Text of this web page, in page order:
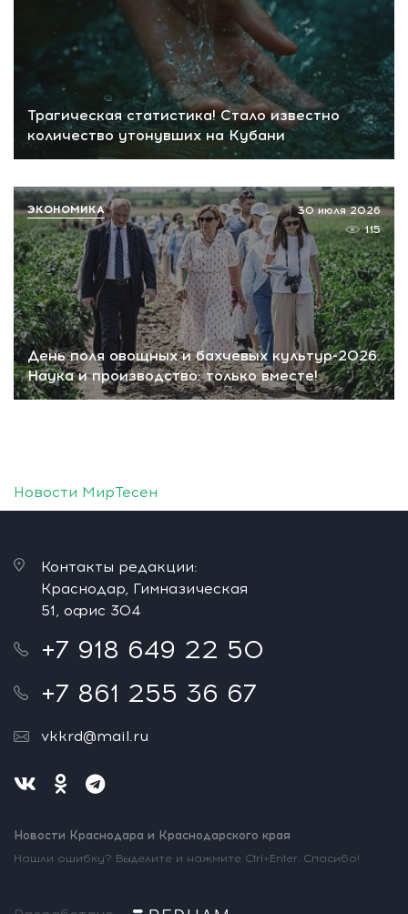
Трагическая статистика! Стало известно
количество утонувших на Кубани
День поля овощных и бахчевых культур-2026.
Наука и производство: только вместе!
30 июля 2026
115
ЭКОНОМИКА
Новости МирТесен
Контакты редакции:
Краснодар, Гимназическая
51, офис 304
+7 918 649 22 50
+7 861 255 36 67
vkkrd@mail.ru
Новости Краснодара и Краснодарского края
Нашли ошибку? Выделите и нажмите Ctrl+Enter. Спасибо!